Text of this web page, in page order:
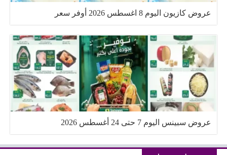
عروض كازيون اليوم 8 اغسطس 2026 أوفر سعر
عروض سبينس اليوم 7 حتى 24 أغسطس 2026